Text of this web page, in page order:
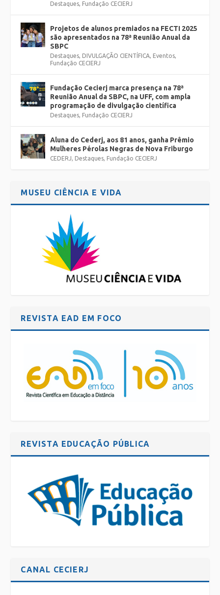
Destaques, Fundação CECIERJ
Projetos de alunos premiados na FECTI 2025
são apresentados na 78ª Reunião Anual da
SBPC
Destaques, DIVULGAÇÃO CIENTÍFICA, Eventos,
Fundação CECIERJ
Fundação Cecierj marca presença na 78ª
Reunião Anual da SBPC, na UFF, com ampla
programação de divulgação científica
Destaques, Fundação CECIERJ
Aluna do Cederj, aos 81 anos, ganha Prêmio
Mulheres Pérolas Negras de Nova Friburgo
CEDERJ, Destaques, Fundação CECIERJ
MUSEU CIÊNCIA E VIDA
REVISTA EAD EM FOCO
REVISTA EDUCAÇÃO PÚBLICA
CANAL CECIERJ